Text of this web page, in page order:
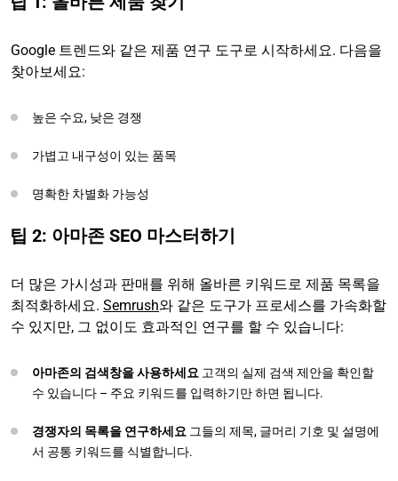
Google 트렌드와 같은 제품 연구 도구로 시작하세요. 다음을
찾아보세요:
높은 수요, 낮은 경쟁
가볍고 내구성이 있는 품목
명확한 차별화 가능성
팁 2: 아마존 SEO 마스터하기
더 많은 가시성과 판매를 위해 올바른 키워드로 제품 목록을
최적화하세요. Semrush와 같은 도구가 프로세스를 가속화할
수 있지만, 그 없이도 효과적인 연구를 할 수 있습니다:
아마존의 검색창을 사용하세요 고객의 실제 검색 제안을 확인할
수 있습니다 – 주요 키워드를 입력하기만 하면 됩니다.
경쟁자의 목록을 연구하세요 그들의 제목, 글머리 기호 및 설명에
서 공통 키워드를 식별합니다.